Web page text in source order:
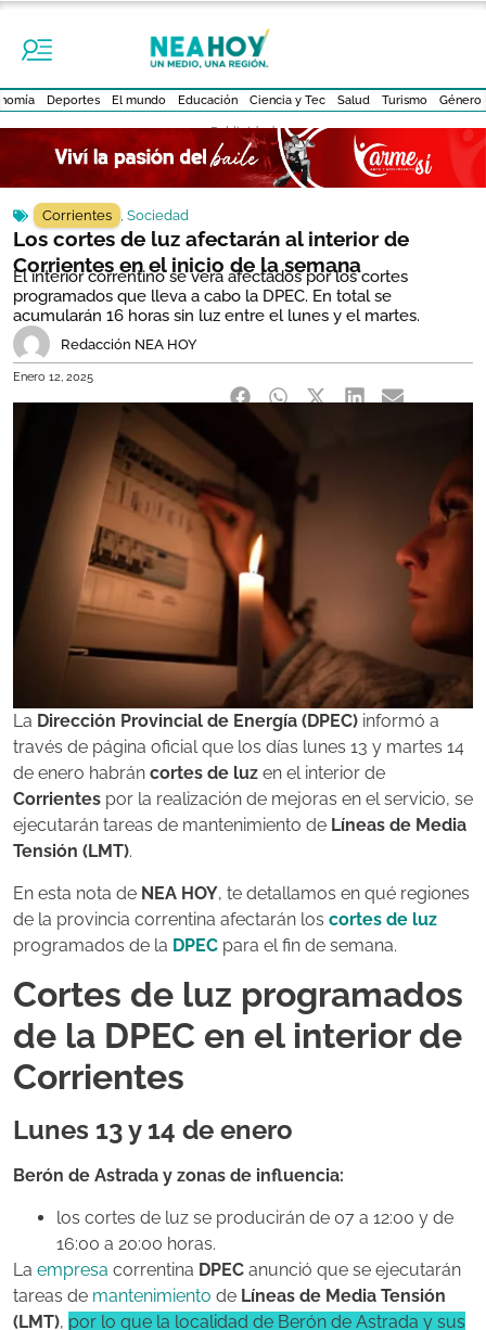
Deportes El mundo Educación Ciencia y Tec Salud Turismo Género
- Publicidad -
Corrientes , Sociedad
Los cortes de luz afectarán al interior de
Corrientes en el inicio de la semana
El interior correntino se verá afectados por los cortes
programados que lleva a cabo la DPEC. En total se
acumularán 16 horas sin luz entre el lunes y el martes.
Redacción NEA HOY
Enero 12, 2025
La Dirección Provincial de Energía (DPEC) informó a
través de página oficial que los días lunes 13 y martes 14
de enero habrán cortes de luz en el interior de
Corrientes por la realización de mejoras en el servicio, se
ejecutarán tareas de mantenimiento de Líneas de Media
Tensión (LMT).
En esta nota de NEA HOY, te detallamos en qué regiones
de la provincia correntina afectarán los cortes de luz
programados de la DPEC para el fin de semana.
Cortes de luz programados
de la DPEC en el interior de
Corrientes
Lunes 13 y 14 de enero
Berón de Astrada y zonas de influencia:
los cortes de luz se producirán de 07 a 12:00 y de
16:00 a 20:00 horas.
La empresa correntina DPEC anunció que se ejecutarán
tareas de mantenimiento de Líneas de Media Tensión
(LMT), por lo que la localidad de Berón de Astrada y sus